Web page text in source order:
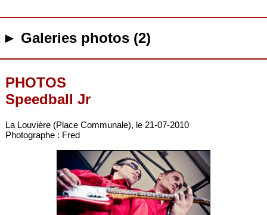
► Galeries photos (2)
PHOTOS
Speedball Jr
La Louvière (Place Communale), le 21-07-2010
Photographe : Fred